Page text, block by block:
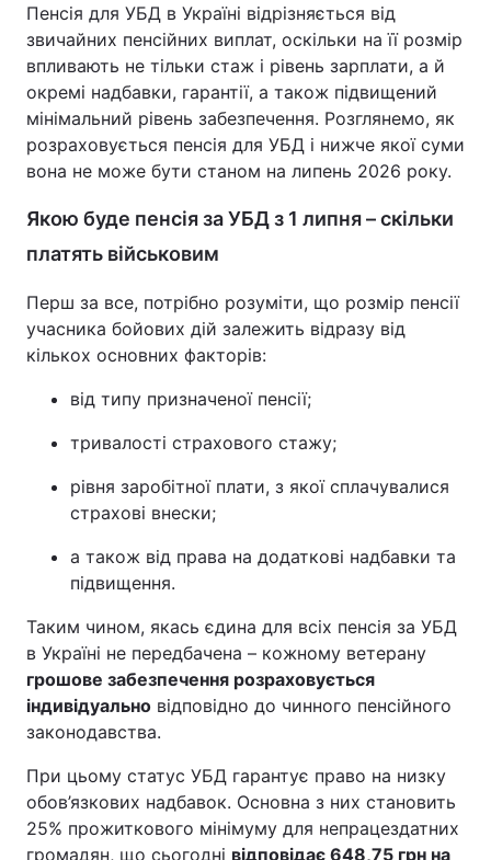
Пенсія для УБД в Україні відрізняється від
звичайних пенсійних виплат, оскільки на її розмір
впливають не тільки стаж і рівень зарплати, а й
окремі надбавки, гарантії, а також підвищений
мінімальний рівень забезпечення. Розглянемо, як
розраховується пенсія для УБД і нижче якої суми
вона не може бути станом на липень 2026 року.
Якою буде пенсія за УБД з 1 липня – скільки
платять військовим
Перш за все, потрібно розуміти, що розмір пенсії
учасника бойових дій залежить відразу від
кількох основних факторів:
від типу призначеної пенсії;
тривалості страхового стажу;
рівня заробітної плати, з якої сплачувалися
страхові внески;
а також від права на додаткові надбавки та
підвищення.
Таким чином, якась єдина для всіх пенсія за УБД
в Україні не передбачена – кожному ветерану
грошове забезпечення розраховується
індивідуально відповідно до чинного пенсійного
законодавства.
При цьому статус УБД гарантує право на низку
обов’язкових надбавок. Основна з них становить
25% прожиткового мінімуму для непрацездатних
громадян, що сьогодні відповідає 648,75 грн на